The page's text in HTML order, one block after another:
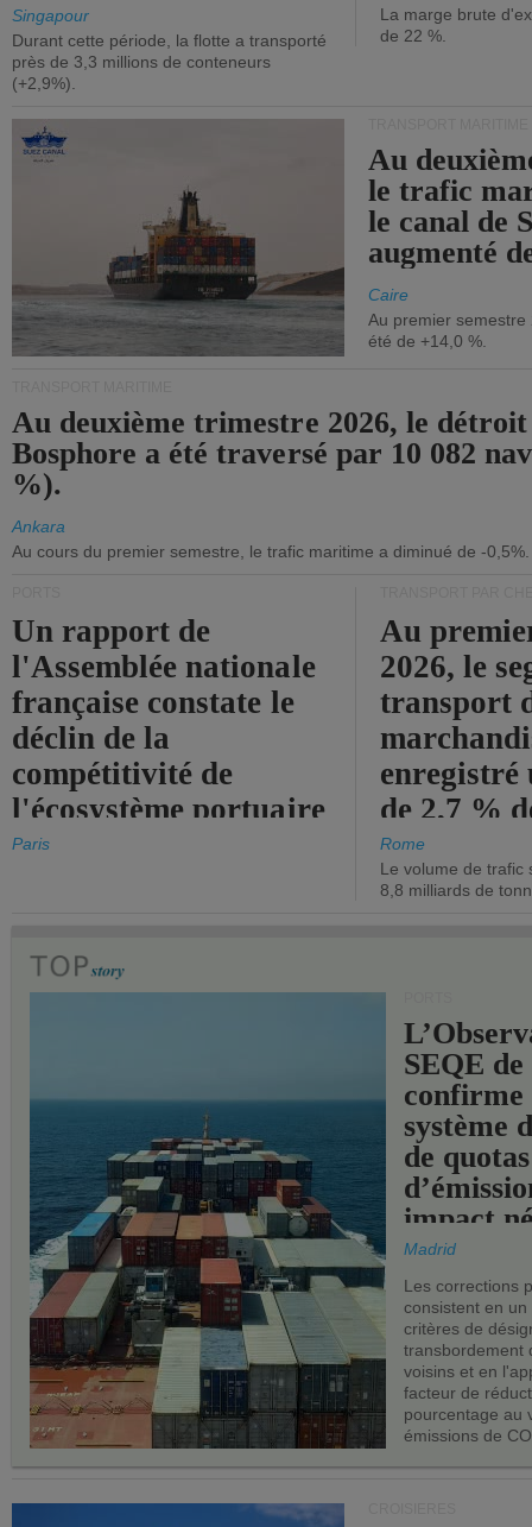
Singapour
Durant cette période, la flotte a transporté
près de 3,3 millions de conteneurs
(+2,9%).
La marge brute
de 22 %.
Au
le trafic
le canal de
augmenté
Caire
Au premier
été de +14,0 %.
Au deuxième trimestre 2026, le
Bosphore a été traversé par 10 082
%).
Ankara
Au cours du premier semestre, le trafic maritime a diminué de -0,5%.
Un rapport de
l'Assemblée nationale
française constate le
déclin de la
compétitivité de
l'écosystème portuaire
de l'État.
Paris
Au
2026, le
transport
enregistré
de 2,7 %
chiffre
Rome
Le volume de trafic
8,8 milliards de
SEQE de
confirme
système
de quotas
impact
les ports
Madrid
Les corrections
consistent en
critères de
transbordement
voisins et en
facteur de
pourcentage au
émissions de